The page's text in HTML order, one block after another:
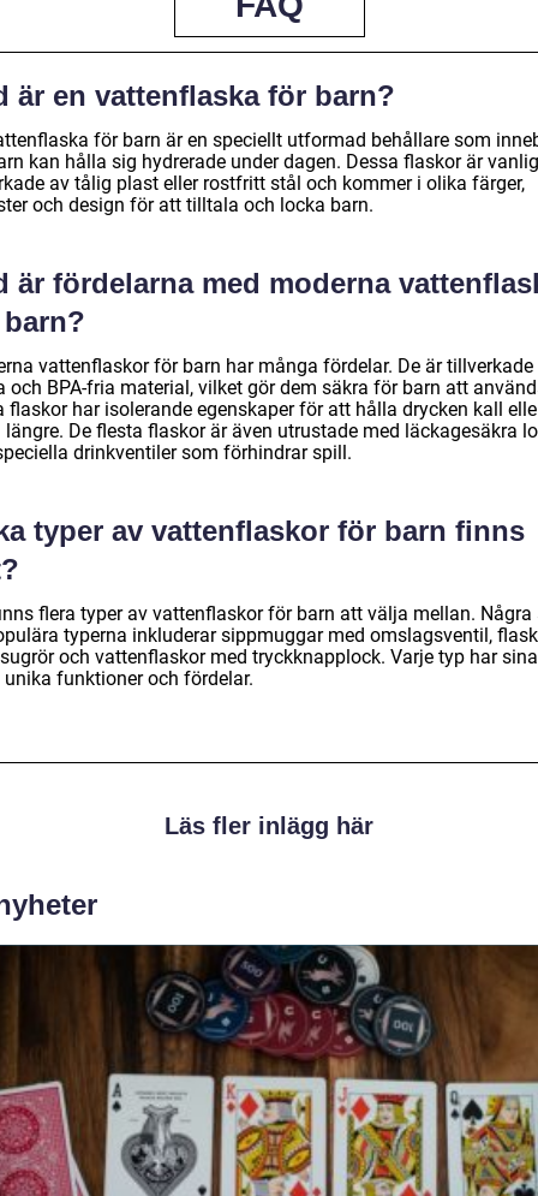
är en vattenflaska för barn?
för barn är en speciellt utformad behållare som
kan hålla sig hydrerade under dagen. Dessa flaskor är
av tålig plast eller rostfritt stål och kommer i olika färger,
och design för att tilltala och locka barn.
är fördelarna med moderna
vattenflaskor för barn har många fördelar. De är tillverkade
och BPA-fria material, vilket gör dem säkra för barn att
flaskor har isolerande egenskaper för att hålla drycken kall
längre. De flesta flaskor är även utrustade med läckagesäkra
drinkventiler som förhindrar spill.
typer av vattenflaskor för barn finns
flera typer av vattenflaskor för barn att välja mellan. Några
typerna inkluderar sippmuggar med omslagsventil,
och vattenflaskor med tryckknapplock. Varje typ har sina
unika funktioner och fördelar.
Läs fler inlägg här